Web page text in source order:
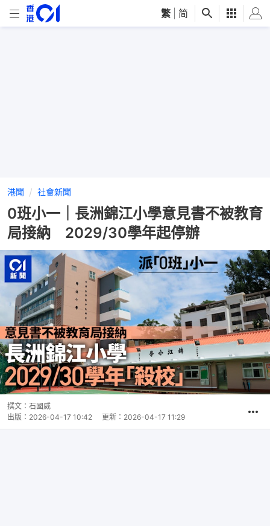
繁 简
港聞 社會新聞
0班小一｜長洲錦江小學意見書不被教育
局接納 2029/30學年起停辦
撰文： 石國威
出版： 2026-04-17 10:42 更新： 2026-04-17 11:29